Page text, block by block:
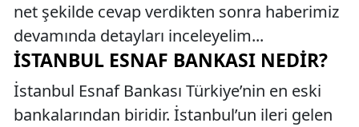
net şekilde cevap verdikten sonra haberimiz
devamında detayları inceleyelim...
İSTANBUL ESNAF BANKASI NEDIR?
İstanbul Esnaf Bankası Türkiye’nin en eski
bankalarından biridir. İstanbul’un ileri gelen